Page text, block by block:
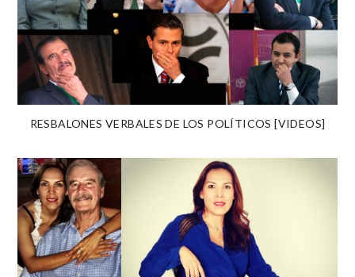
RESBALONES VERBALES DE LOS POLÍTICOS [VIDEOS]